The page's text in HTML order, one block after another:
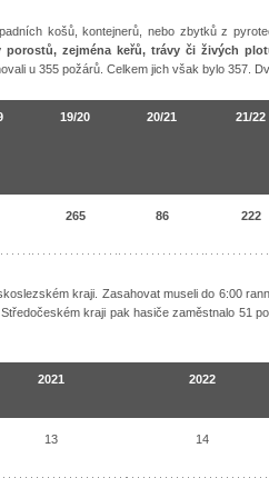
košů, kontejnerů, nebo zbytků z
zejména keřů, trávy či živých
u 355 požárů. Celkem jich však bylo 357.
19/20 20/21 21/22
265 86 222
kraji. Zasahovat museli do 6:00
kraji pak hasiče zaměstnalo 51
2021 2022
13 14